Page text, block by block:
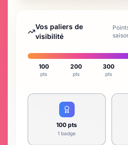
Vos paliers de
visibilité
100
pts
200
pts
300
pts
100 pts
1 badge